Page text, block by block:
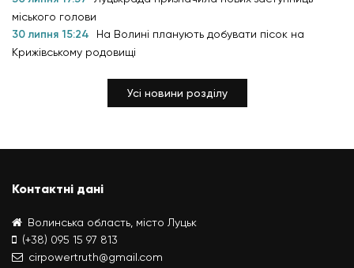
міського голови
30 липня 15:24
На Волині планують добувати пісок на
Крижівському родовищі
Усі новини розділу
Контактні дані
Волинська область, місто Луцьк
(+38) 095 15 97 813
cirpowertruth@gmail.com